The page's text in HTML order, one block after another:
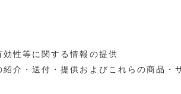
性等に関する情報の提供
介・送付・提供およびこれらの商品・